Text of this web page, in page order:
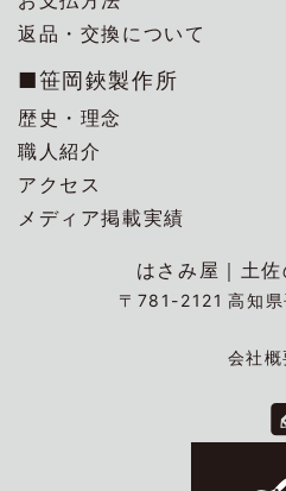
返品・交換について
■笹岡鋏製作所
歴史・理念
職人紹介
アクセス
メディア掲載実績
はさみ屋｜ 土
〒781-2121 高知
会社概